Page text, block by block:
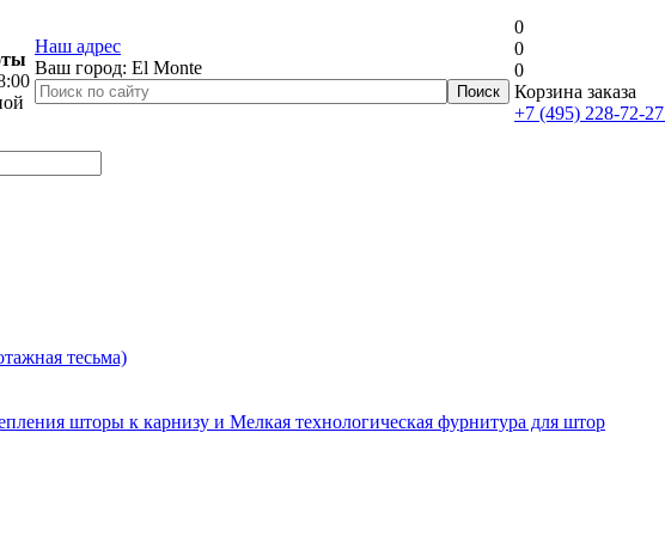
Наш адрес
Ваш город: El Monte
0
0
0
Корзина заказа
+7 (495) 228-72-27
тесьма)
шторы к карнизу и Мелкая технологическая фурнитура для штор